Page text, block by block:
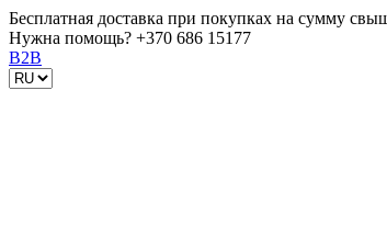
Бесплатная доставка при покупках на сумму
Нужна помощь? +370 686 15177
B2B